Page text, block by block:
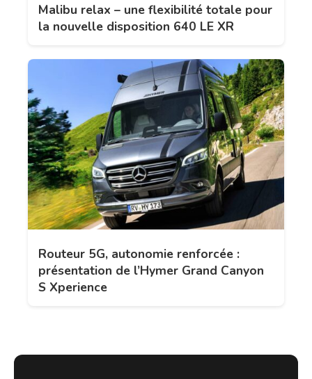
Malibu relax – une flexibilité totale pour
la nouvelle disposition 640 LE XR
Routeur 5G, autonomie renforcée :
présentation de l’Hymer Grand Canyon
S Xperience